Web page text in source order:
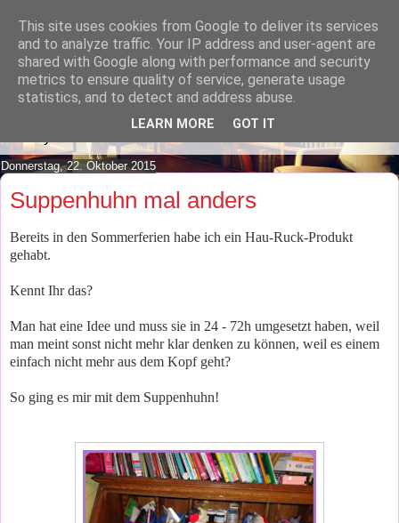
Lilafusselfee lädt Dich in ihr
Wohnzimmer ein.
Mach es Dir doch gemütlich und lies ein wenig über meine
Donnerstag, 22. Oktober 2015
Suppenhuhn mal anders
Bereits in den Sommerferien habe ich ein Hau-Ruck-Produkt
gehabt.
Kennt Ihr das?
Man hat eine Idee und muss sie in 24 - 72h umgesetzt haben, weil
man meint sonst nicht mehr klar denken zu können, weil es einem
einfach nicht mehr aus dem Kopf geht?
So ging es mir mit dem Suppenhuhn!
This site uses cookies from Google to deliver its services
and to analyze traffic. Your IP address and user-agent are
shared with Google along with performance and security
metrics to ensure quality of service, generate usage
statistics, and to detect and address abuse.
LEARN MORE GOT IT